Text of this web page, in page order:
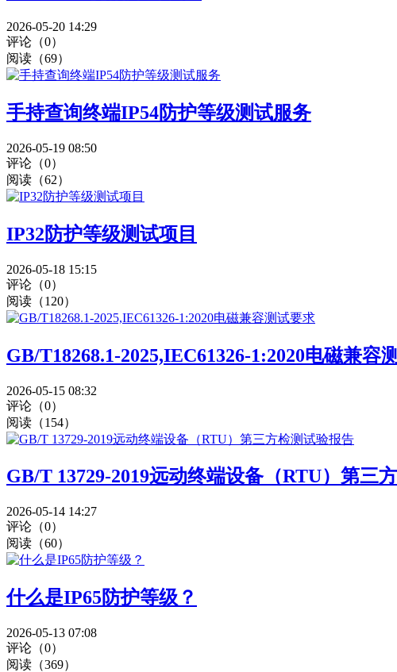
2026-05-20 14:29
评论（0）
阅读（69）
手持查询终端IP54防护等级测试服务
2026-05-19 08:50
评论（0）
阅读（62）
IP32防护等级测试项目
2026-05-18 15:15
评论（0）
阅读（120）
GB/T18268.1-2025,IEC61326-1:2020电磁兼容
2026-05-15 08:32
评论（0）
阅读（154）
GB/T 13729-2019远动终端设备（RTU）第三
2026-05-14 14:27
评论（0）
阅读（60）
什么是IP65防护等级？
2026-05-13 07:08
评论（0）
阅读（369）